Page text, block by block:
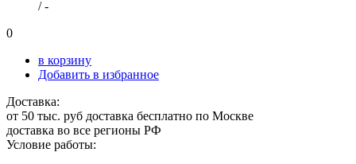
/-
0
в корзину
Добавить в избранное
Доставка:
от 50 тыс. руб доставка бесплатно по Москве
доставка во все регионы РФ
Условие работы: